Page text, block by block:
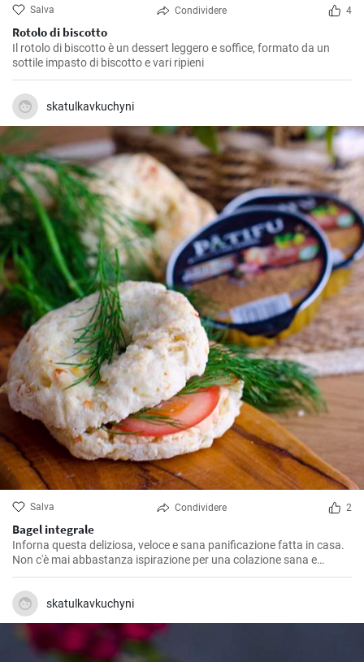
Salva Condividere 4
Rotolo di biscotto
Il rotolo di biscotto è un dessert leggero e soffice, formato da un
sottile impasto di biscotto e vari ripieni
skatulkavkuchyni
Salva Condividere 2
Bagel integrale
Inforna questa deliziosa, veloce e sana panificazione fatta in casa.
Non c'è mai abbastanza ispirazione per una colazione sana e
gustosa.
skatulkavkuchyni